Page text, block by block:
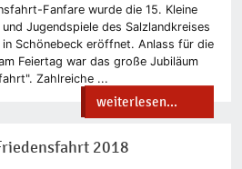
Fanfare wurde die 15. Kleine
Jugendspiele des Salzlandkreises
Schönebeck eröffnet. Anlass für die
Feiertag war das große Jubiläum
Zahlreiche ...
weiterlesen...
2018